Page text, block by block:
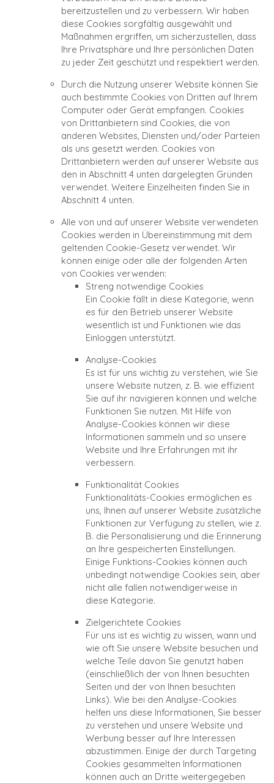
bereitzustellen und zu verbessern. Wir haben
diese Cookies sorgfältig ausgewählt und
Maßnahmen ergriffen, um sicherzustellen, dass
Ihre Privatsphäre und Ihre persönlichen Daten
zu jeder Zeit geschützt und respektiert werden.
Durch die Nutzung unserer Website können Sie
auch bestimmte Cookies von Dritten auf Ihrem
Computer oder Gerät empfangen. Cookies
von Drittanbietern sind Cookies, die von
anderen Websites, Diensten und/oder Parteien
als uns gesetzt werden. Cookies von
Drittanbietern werden auf unserer Website aus
den in Abschnitt 4 unten dargelegten Gründen
verwendet. Weitere Einzelheiten finden Sie in
Abschnitt 4 unten.
Alle von und auf unserer Website verwendeten
Cookies werden in Übereinstimmung mit dem
geltenden Cookie-Gesetz verwendet. Wir
können einige oder alle der folgenden Arten
von Cookies verwenden:
Streng notwendige Cookies
Ein Cookie fällt in diese Kategorie, wenn
es für den Betrieb unserer Website
wesentlich ist und Funktionen wie das
Einloggen unterstützt.
Analyse-Cookies
Es ist für uns wichtig zu verstehen, wie Sie
unsere Website nutzen, z. B. wie effizient
Sie auf ihr navigieren können und welche
Funktionen Sie nutzen. Mit Hilfe von
Analyse-Cookies können wir diese
Informationen sammeln und so unsere
Website und Ihre Erfahrungen mit ihr
verbessern.
Funktionalität Cookies
Funktionalitäts-Cookies ermöglichen es
uns, Ihnen auf unserer Website zusätzliche
Funktionen zur Verfügung zu stellen, wie z.
B. die Personalisierung und die Erinnerung
an Ihre gespeicherten Einstellungen.
Einige Funktions-Cookies können auch
unbedingt notwendige Cookies sein, aber
nicht alle fallen notwendigerweise in
diese Kategorie.
Zielgerichtete Cookies
Für uns ist es wichtig zu wissen, wann und
wie oft Sie unsere Website besuchen und
welche Teile davon Sie genutzt haben
(einschließlich der von Ihnen besuchten
Seiten und der von Ihnen besuchten
Links). Wie bei den Analyse-Cookies
helfen uns diese Informationen, Sie besser
zu verstehen und unsere Website und
Werbung besser auf Ihre Interessen
abzustimmen. Einige der durch Targeting
Cookies gesammelten Informationen
können auch an Dritte weitergegeben